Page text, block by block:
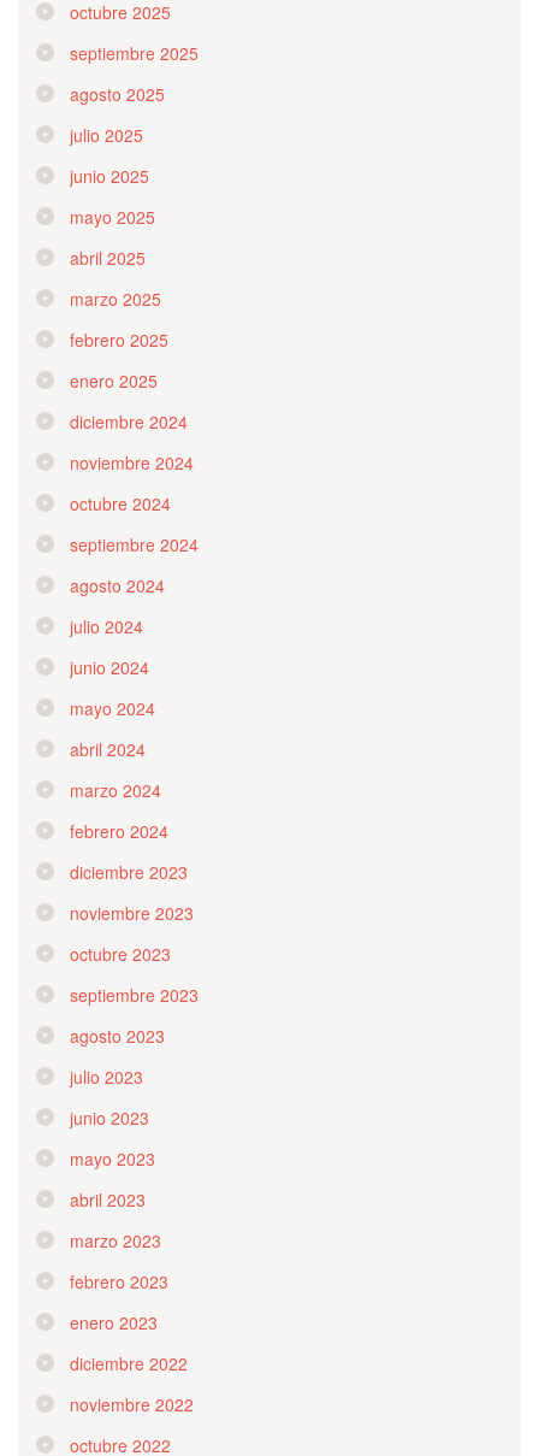
octubre 2025
septiembre 2025
agosto 2025
julio 2025
junio 2025
mayo 2025
abril 2025
marzo 2025
febrero 2025
enero 2025
diciembre 2024
noviembre 2024
octubre 2024
septiembre 2024
agosto 2024
julio 2024
junio 2024
mayo 2024
abril 2024
marzo 2024
febrero 2024
diciembre 2023
noviembre 2023
octubre 2023
septiembre 2023
agosto 2023
julio 2023
junio 2023
mayo 2023
abril 2023
marzo 2023
febrero 2023
enero 2023
diciembre 2022
noviembre 2022
octubre 2022